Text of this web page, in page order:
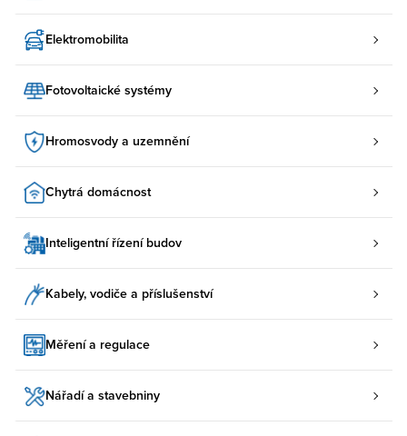
Elektromobilita
Fotovoltaické systémy
Hromosvody a uzemnění
Chytrá domácnost
Inteligentní řízení budov
Kabely, vodiče a příslušenství
Měření a regulace
Nářadí a stavebniny